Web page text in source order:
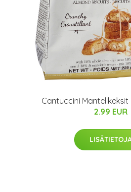
Cantuccini Mantelikeksit
2.99 EUR